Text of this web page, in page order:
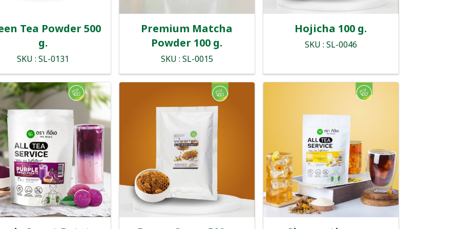
Tea Powder 500
g.
SKU : SL-0131
Premium Matcha
Powder 100 g.
SKU : SL-0015
Hojicha 100 g.
SKU : SL-0046